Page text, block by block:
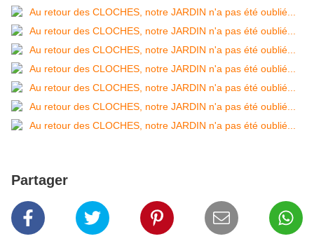
Partager